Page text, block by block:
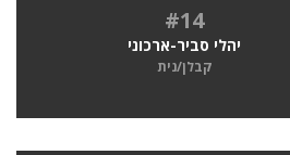
#14
יהלי סביר-ארכוני
קבלן/נית